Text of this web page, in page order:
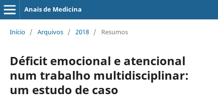
Anais de Medicina
Início / Arquivos / 2018 / Resumos
Déficit emocional e atencional
num trabalho multidisciplinar:
um estudo de caso